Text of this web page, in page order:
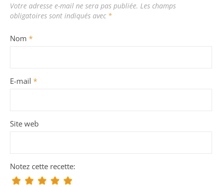
Votre adresse e-mail ne sera pas publiée. Les champs
obligatoires sont indiqués avec *
Nom *
E-mail *
Site web
Notez cette recette: